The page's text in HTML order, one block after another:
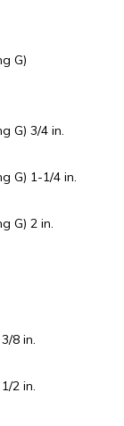
G)
G) 3/4 in.
G) 1-1/4 in.
G) 2 in.
8 in.
2 in.